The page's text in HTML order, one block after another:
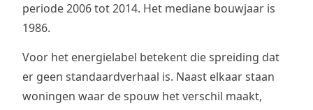
periode 2006 tot 2014. Het mediane bouwjaar is
1986.
Voor het energielabel betekent die spreiding dat
er geen standaardverhaal is. Naast elkaar staan
woningen waar de spouw het verschil maakt,